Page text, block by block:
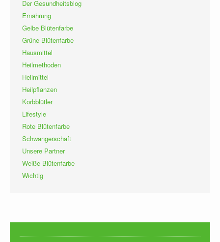
Der Gesundheitsblog
Ernährung
Gelbe Blütenfarbe
Grüne Blütenfarbe
Hausmittel
Heilmethoden
Heilmittel
Heilpflanzen
Korbblütler
Lifestyle
Rote Blütenfarbe
Schwangerschaft
Unsere Partner
Weiße Blütenfarbe
Wichtig